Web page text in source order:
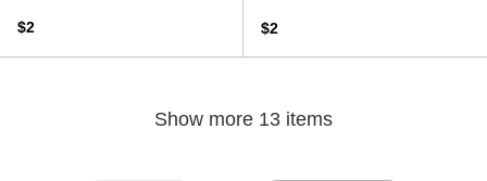
$2 $2
Show more 13 items